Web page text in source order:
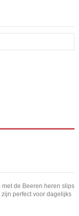
de Beeren heren slips
perfect voor dagelijks